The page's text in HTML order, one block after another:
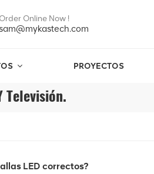
Order Online Now !
PROYECTOS
Televisión.
LED correctos?